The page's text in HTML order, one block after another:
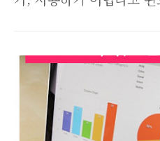
어서 결국 윈도우7으로
하고 윈도우를 재설치한
깔았는데, 복병이 하나있
습니다. 그것도 2006년